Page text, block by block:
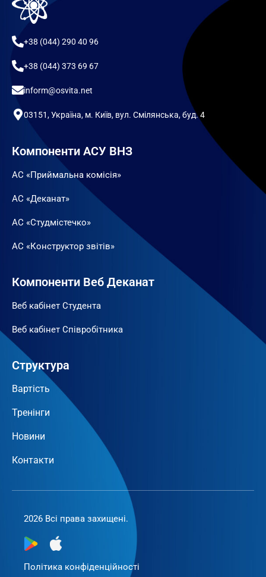
+38 (044) 290 40 96
+38 (044) 373 69 67
inform@osvita.net
03151, Україна, м. Київ, вул. Смілянська, буд. 4
Компоненти АСУ ВНЗ
АС «Приймальна комісія»
АС «Деканат»
АС «Студмістечко»
АС «Конструктор звітів»
Компоненти Веб Деканат
Веб кабінет Студента
Веб кабінет Співробітника
Структура
Вартість
Тренінги
Новини
Контакти
2026 Всі права захищені.
Політика конфіденційності